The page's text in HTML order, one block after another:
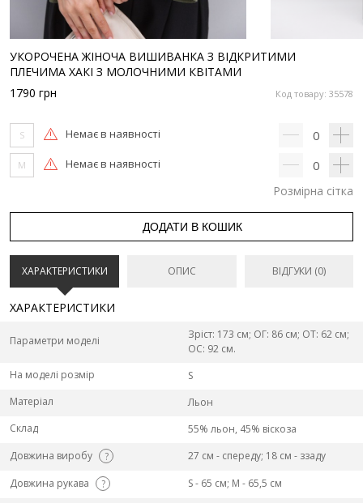
УКОРОЧЕНА ЖІНОЧА ВИШИВАНКА З ВІДКРИТИМИ
ПЛЕЧИМА ХАКІ З МОЛОЧНИМИ КВІТАМИ
Код товару: 35578
1790 грн
S Немає в наявності 0
M Немає в наявності 0
Розмірна сітка
ДОДАТИ В КОШИК
ХАРАКТЕРИСТИКИ ОПИС ВІДГУКИ (0)
ХАРАКТЕРИСТИКИ
Параметри моделі
Зріст: 173 см; ОГ: 86 см; ОТ: 62 см;
ОС: 92 см.
На моделі розмір
S
Матеріал
Льон
Склад
55% льон, 45% віскоза
Довжина виробу
?
27 см - спереду; 18 см - ззаду
Довжина рукава
?
S - 65 см; M - 65,5 см